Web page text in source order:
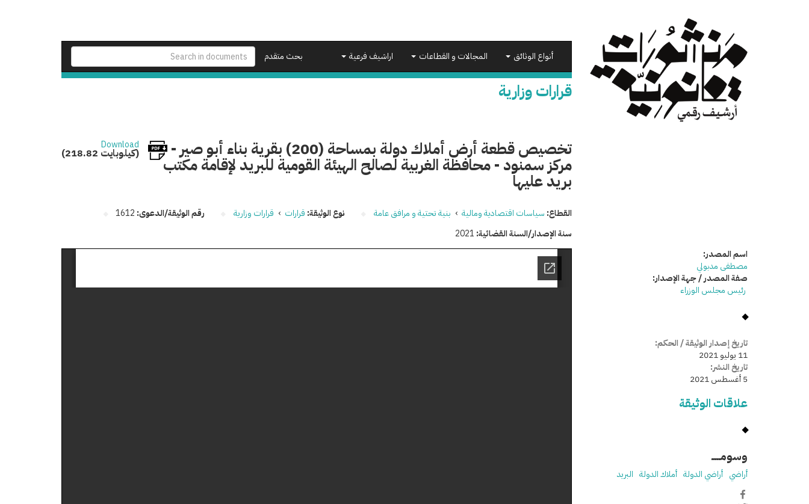
بحث متقدم
أنواع الوثائق المجالات و القطاعات اراشيف فرعية
قرارات وزارية
تخصيص قطعة أرض أملاك دولة بمساحة (200) بقرية بناء أبو صير -
مركز سمنود - محافظة الغربية لصالح الهيئة القومية للبريد لإقامة مكتب
بريد عليها
Download
(218.82 كيلوبايت)
القطاع: سياسات اقتصادية ومالية › بنية تحتية و مرافق عامة نوع الوثيقة: قرارات › قرارات وزارية رقم الوثيقة/الدعوى: 1612
سنة الإصدار/السنة القضائية: 2021
اسم المصدر:
مصطفى مدبولي
صفة المصدر / جهة الإصدار:
رئيس مجلس الوزراء
تاريخ إصدار الوثيقة / الحكم:
11 يوليو 2021
تاريخ النشر:
5 أغسطس 2021
علاقات الوثيقة
وسومـــــ
أراضي أراضي الدولة أملاك الدولة البريد